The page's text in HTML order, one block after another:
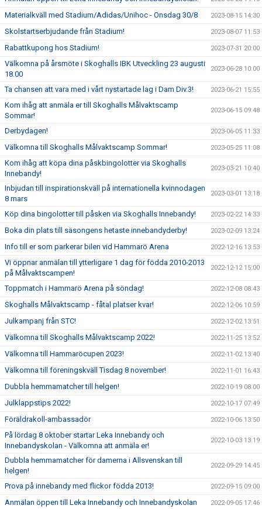
Materialkväll med Stadium/Adidas/Unihoc - Onsdag 30/8 2023-08-15 14:30
Skolstartserbjudande från Stadium! 2023-08-07 11:53
Rabattkupong hos Stadium! 2023-07-31 20:00
Välkomna på årsmöte i Skoghalls IBK Utveckling 23 augusti
18.00
2023-06-28 10:00
Ta chansen att vara med i vårt nystartade lag i Dam Div.3! 2023-06-21 15:55
Kom ihåg att anmäla er till Skoghalls Målvaktscamp
Sommar!
2023-06-15 09:48
Derbydagen! 2023-06-05 11:33
Välkomna till Skoghalls Målvaktscamp Sommar! 2023-05-25 11:08
Kom ihåg att köpa dina påskbingolotter via Skoghalls
Innebandy!
2023-03-21 10:40
Inbjudan till inspirationskväll på internationella kvinnodagen
8 mars
2023-03-01 13:18
Köp dina bingolotter till påsken via Skoghalls Innebandy! 2023-02-22 14:33
Boka din plats till säsongens hetaste innebandyderby! 2023-02-09 13:24
Info till er som parkerar bilen vid Hammarö Arena 2022-12-16 13:53
Vi öppnar anmälan till ytterligare 1 dag för födda 2010-2013
på Målvaktscampen!
2022-12-12 15:00
Toppmatch i Hammarö Arena på söndag! 2022-12-08 08:43
Skoghalls Målvaktscamp - fåtal platser kvar! 2022-12-06 10:59
Julkampanj från STC! 2022-12-02 13:51
Välkomna till Skoghalls Målvaktscamp 2022! 2022-11-25 13:52
Välkomna till Hammaröcupen 2023! 2022-11-02 13:40
Välkomna till föreningskväll Tisdag 8 november! 2022-11-01 16:43
Dubbla hemmamatcher till helgen! 2022-10-19 08:00
Julklappstips 2022! 2022-10-17 07:49
Föräldrakoll-ambassadör 2022-10-06 13:50
På lördag 8 oktober startar Leka Innebandy och
Innebandyskolan - Välkomna att anmäla er!
2022-10-03 13:19
Dubbla hemmamatcher för damerna i Allsvenskan till
helgen!
2022-09-29 14:45
Prova på innebandy med flickor födda 2013! 2022-09-15 09:00
Anmälan öppen till Leka Innebandy och Innebandyskolan 2022-09-05 17:46